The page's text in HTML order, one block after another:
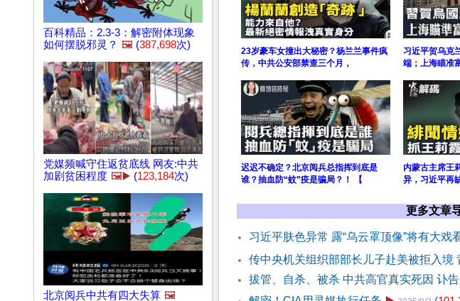
百科精品：2.3-3：解密附体现象
如何摆脱邪灵？ 🖼️ (387,698次)
党媒频喊守住返贫底线 网友:中共
加剧贫困程度 🖼️▶️ (123,184次)
北京阅兵中共有四大失算 🖼️
23岁豪车女撞出大秘密？杨兰兰事件疯
传，中共公安部禁查三个月，
习近平贺乌克
端；上海瞄准
迟迟不确定？北京阅兵总指挥到底是
谁？抽血防“蚊”疫是骗局？！ 【
内蒙古主席王
异，习近平再
更多文章
习近平肤色异常 露“乌云罩顶像”将有大戏
传中央机关组织部部长儿子赴美被拒入境
拔管、自杀、被杀 中共高官真实死因 讣告